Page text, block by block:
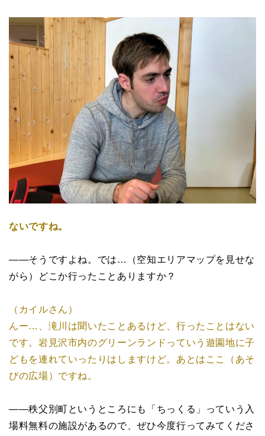
ないですね。
――そうですよね。では…（空知エリアマップを見せな
がら）どこか行ったことありますか？
（カイルさん）
んー…、滝川は聞いたことあるけど、行ったことはない
です。岩見沢市内のグリーンランドっていう遊園地に子
どもを連れていったりはしますけど。あとはここ（あそ
びの広場）ですね。
――秩父別町というところにも「ちっくる」っていう入
場料無料の施設があるので、ぜひ今度行ってみてくださ